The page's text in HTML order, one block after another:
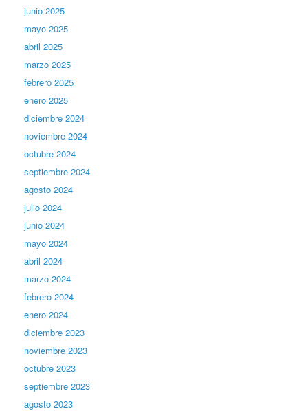
junio 2025
mayo 2025
abril 2025
marzo 2025
febrero 2025
enero 2025
diciembre 2024
noviembre 2024
octubre 2024
septiembre 2024
agosto 2024
julio 2024
junio 2024
mayo 2024
abril 2024
marzo 2024
febrero 2024
enero 2024
diciembre 2023
noviembre 2023
octubre 2023
septiembre 2023
agosto 2023